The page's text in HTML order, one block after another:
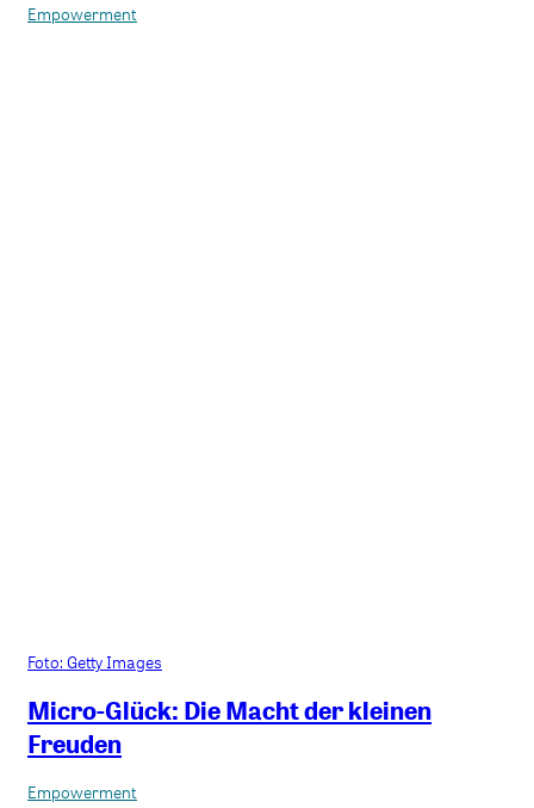
Empowerment
Foto: Getty Images
Micro-Glück: Die Macht der kleinen
Freuden
Empowerment